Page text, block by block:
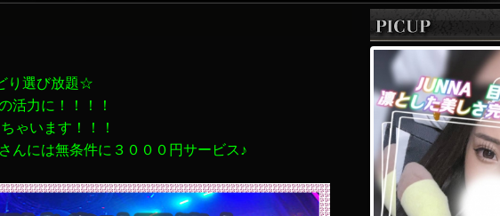
り選び放題☆
活力に！！！！
ゃいます！！！
んには無条件に３０００円サービス♪